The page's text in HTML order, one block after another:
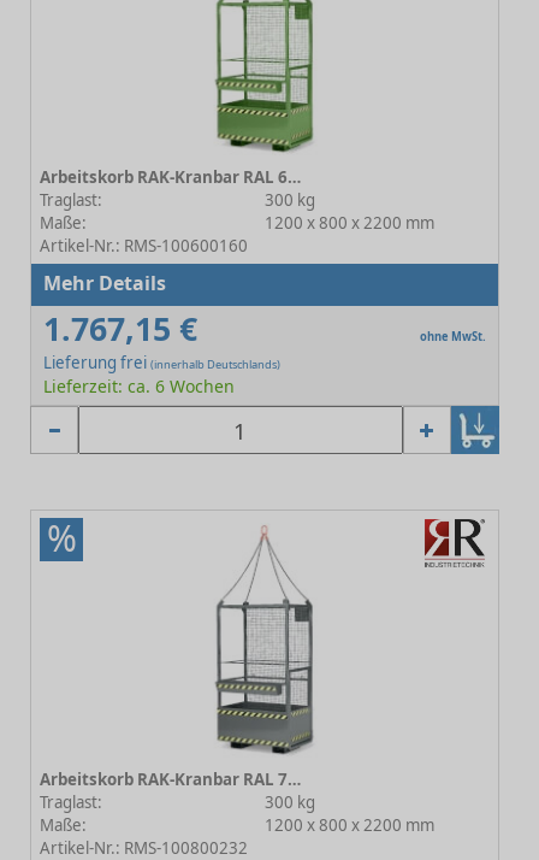
Arbeitskorb RAK-Kranbar RAL 6011 Resedagrün
Traglast:
300 kg
Maße:
1200 x 800 x 2200 mm
Artikel-Nr.: RMS-100600160
Mehr Details
1.767,15 € ohne MwSt.
Lieferung frei (innerhalb Deutschlands)
Lieferzeit: ca. 6 Wochen
%
Arbeitskorb RAK-Kranbar RAL 7005 Mausgrau
Traglast:
300 kg
Maße:
1200 x 800 x 2200 mm
Artikel-Nr.: RMS-100800232